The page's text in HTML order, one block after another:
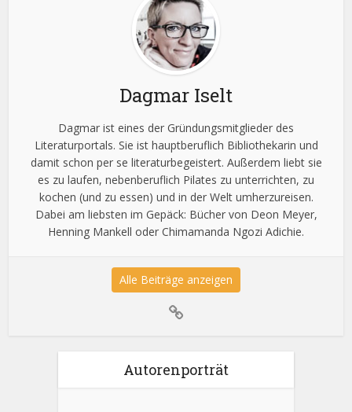
Dagmar Iselt
Dagmar ist eines der Gründungsmitglieder des
Literaturportals. Sie ist hauptberuflich Bibliothekarin und
damit schon per se literaturbegeistert. Außerdem liebt sie
es zu laufen, nebenberuflich Pilates zu unterrichten, zu
kochen (und zu essen) und in der Welt umherzureisen.
Dabei am liebsten im Gepäck: Bücher von Deon Meyer,
Henning Mankell oder Chimamanda Ngozi Adichie.
Alle Beiträge anzeigen
Autorenporträt